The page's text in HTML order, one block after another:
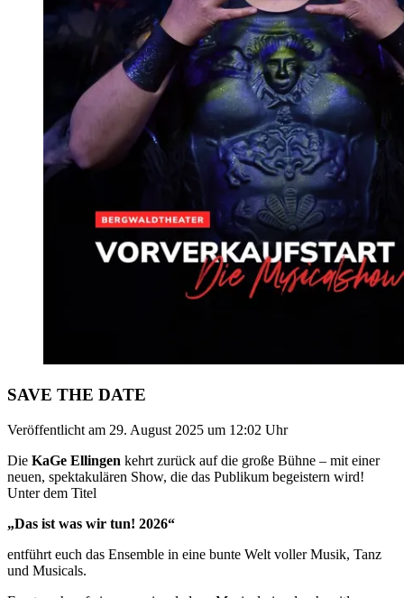
SAVE THE DATE
Veröffentlicht am 29. August 2025 um 12:02 Uhr
Die KaGe Ellingen kehrt zurück auf die große Bühne – mit einer
neuen, spektakulären Show, die das Publikum begeistern wird!
Unter dem Titel
„Das ist was wir tun! 2026“
entführt euch das Ensemble in eine bunte Welt voller Musik, Tanz
und Musicals.